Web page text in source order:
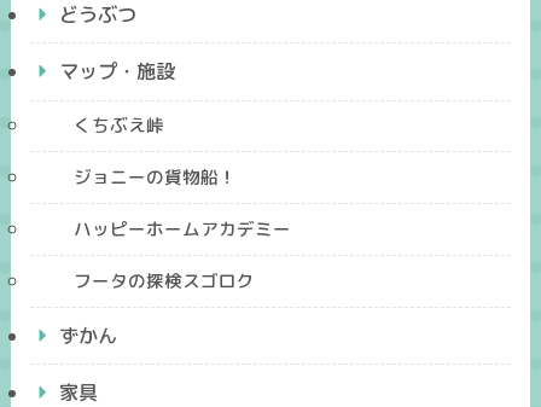
どうぶつ
マップ・施設
くちぶえ峠
ジョニーの貨物船！
ハッピーホームアカデミー
フータの探検スゴロク
ずかん
家具